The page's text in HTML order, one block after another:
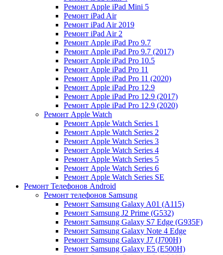
Ремонт Apple iPad Mini 5
Ремонт iPad Air
Ремонт iPad Air 2019
Ремонт iPad Air 2
Ремонт Apple iPad Pro 9.7
Ремонт Apple iPad Pro 9.7 (2017)
Ремонт Apple iPad Pro 10.5
Ремонт Apple iPad Pro 11
Ремонт Apple iPad Pro 11 (2020)
Ремонт Apple iPad Pro 12.9
Ремонт Apple iPad Pro 12.9 (2017)
Ремонт Apple iPad Pro 12.9 (2020)
Ремонт Apple Watch
Ремонт Apple Watch Series 1
Ремонт Apple Watch Series 2
Ремонт Apple Watch Series 3
Ремонт Apple Watch Series 4
Ремонт Apple Watch Series 5
Ремонт Apple Watch Series 6
Ремонт Apple Watch Series SE
Ремонт Телефонов Android
Ремонт телефонов Samsung
Ремонт Samsung Galaxy A01 (A115)
Ремонт Samsung J2 Prime (G532)
Ремонт Samsung Galaxу S7 Edge (G9З5F)
Ремонт Samsung Galaxу Note 4 Edge
Ремонт Samsung Galaxу J7 (J700H)
Ремонт Samsung Galaxу E5 (E500H)